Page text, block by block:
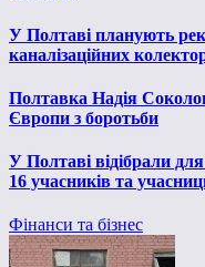
У Полтаві планують
каналізаційних
Полтавка Надія
Європи з боротьби
У Полтаві відібрали
16 учасників та
Фінанси та бізнес